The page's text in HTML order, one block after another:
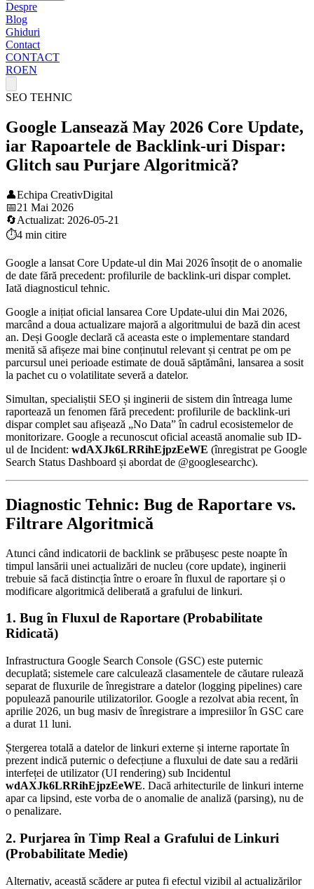
Despre
Blog
Ghiduri
Contact
CONTACT
ROEN
SEO TEHNIC
Google Lansează May 2026 Core Update,
iar Rapoartele de Backlink-uri Dispar:
Glitch sau Purjare Algoritmică?
👤Echipa CreativDigital
📅21 Mai 2026
🔄Actualizat: 2026-05-21
⏱️4 min citire
Google a lansat Core Update-ul din Mai 2026 însoțit de o anomalie
de date fără precedent: profilurile de backlink-uri dispar complet.
Iată diagnosticul tehnic.
Google a inițiat oficial lansarea Core Update-ului din Mai 2026,
marcând a doua actualizare majoră a algoritmului de bază din acest
an. Deși Google declară că aceasta este o implementare standard
menită să afișeze mai bine conținutul relevant și centrat pe om pe
parcursul unei perioade estimate de două săptămâni, lansarea a sosit
la pachet cu o volatilitate severă a datelor.
Simultan, specialiștii SEO și inginerii de sistem din întreaga lume
raportează un fenomen fără precedent: profilurile de backlink-uri
dispar complet sau afișează „No Data” în cadrul ecosistemelor de
monitorizare. Google a recunoscut oficial această anomalie sub ID-
ul de Incident: wdAXJk6LRRihEjpzEeWE (înregistrat pe Google
Search Status Dashboard și abordat de @googlesearchc).
Diagnostic Tehnic: Bug de Raportare vs.
Filtrare Algoritmică
Atunci când indicatorii de backlink se prăbușesc peste noapte în
timpul lansării unei actualizări de nucleu (core update), inginerii
trebuie să facă distincția între o eroare în fluxul de raportare și o
modificare algoritmică deliberată a grafului de linkuri.
1. Bug în Fluxul de Raportare (Probabilitate
Ridicată)
Infrastructura Google Search Console (GSC) este puternic
decuplată; sistemele care calculează clasamentele de căutare rulează
separat de fluxurile de înregistrare a datelor (logging pipelines) care
populează panourile utilizatorilor. Google a rezolvat abia recent, în
aprilie 2026, un bug masiv de înregistrare a impresiilor în GSC care
a durat 11 luni.
Ștergerea totală a datelor de linkuri externe și interne raportate în
prezent indică puternic o defecțiune a fluxului de date sau a redării
interfeței de utilizator (UI rendering) sub Incidentul
wdAXJk6LRRihEjpzEeWE. Dacă arhitecturile de linkuri interne
apar ca lipsind, este vorba de o anomalie de analiză (parsing), nu de
o penalizare.
2. Purjarea în Timp Real a Grafului de Linkuri
(Probabilitate Medie)
Alternativ, această scădere ar putea fi efectul vizibil al actualizărilor